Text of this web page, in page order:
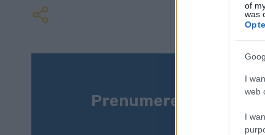
of
was
I
web
I
Prenumerera på vårt